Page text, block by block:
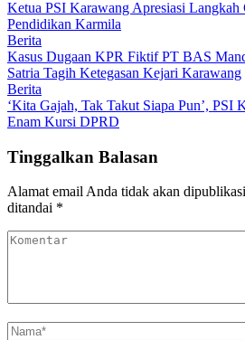
Ketua PSI Karawang Apresiasi Langkah
Pendidikan Karmila
Berita
Kasus Dugaan KPR Fiktif PT BAS
Satria Tagih Ketegasan Kejari Karawang
Berita
‘Kita Gajah, Tak Takut Siapa Pun’, PSI
Enam Kursi DPRD
Tinggalkan Balasan
Alamat email Anda tidak akan
ditandai *